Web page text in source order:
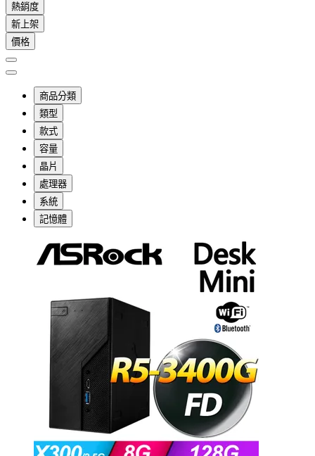
熱銷度
新上架
價格
商品分類
類型
款式
容量
晶片
處理器
系統
記憶體